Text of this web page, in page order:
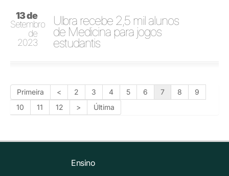
13 de
Setembro
de
2023
Ulbra recebe 2,5 mil alunos
de Medicina para jogos
estudantis
Primeira < 2 3 4 5 6 7 8
9
10
11 12 > Última
Ensino